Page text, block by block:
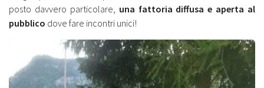
posto davvero particolare, una fattoria diffusa e aperta al
pubblico dove fare incontri unici!